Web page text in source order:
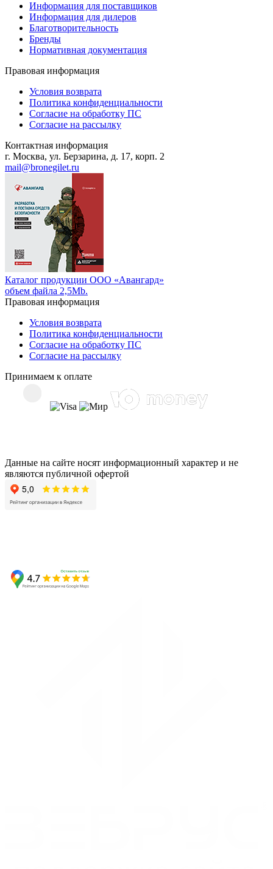
Информация для поставщиков
Информация для дилеров
Благотворительность
Бренды
Нормативная документация
Правовая информация
Условия возврата
Политика конфиденциальности
Согласие на обработку ПС
Согласие на рассылку
Контактная информация
г. Москва, ул. Берзарина, д. 17, корп. 2
mail@bronegilet.ru
Каталог продукции ООО «Авангард»
объем файла 2,5Mb.
Правовая информация
Условия возврата
Политика конфиденциальности
Согласие на обработку ПС
Согласие на рассылку
Принимаем к оплате
Данные на сайте носят информационный характер и не
являются публичной офертой